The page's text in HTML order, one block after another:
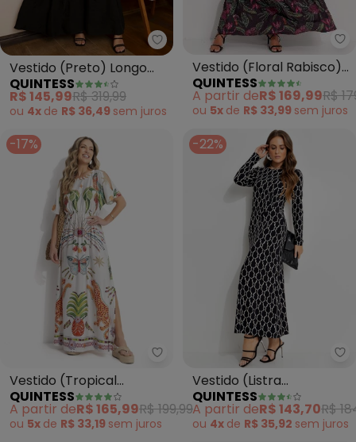
Quintess - Vestido (Preto)
Vestido (Preto) Longo
em Tecido Plano
Maquinetado
QUINTESS
R$ 145,99R$ 319,99
ou 4x de R$ 36,49 sem juros
Vestido (Floral Rabisco)
em Malha Fria
QUINTESS
A partir deR$ 169,99R$
ou 5x de R$ 33,99 sem juros
-17%
Quintess - Vestido (Tropical
Vestido (Tropical
Colorido) em Malha Fria
QUINTESS
A partir deR$ 165,99R$ 199,99
ou 5x de R$ 33,19 sem juros
-22%
Vestido (Listra
Desconstruída) em
Malha de Viscose
QUINTESS
A partir deR$ 143,70R$
ou 4x de R$ 35,92 sem juros